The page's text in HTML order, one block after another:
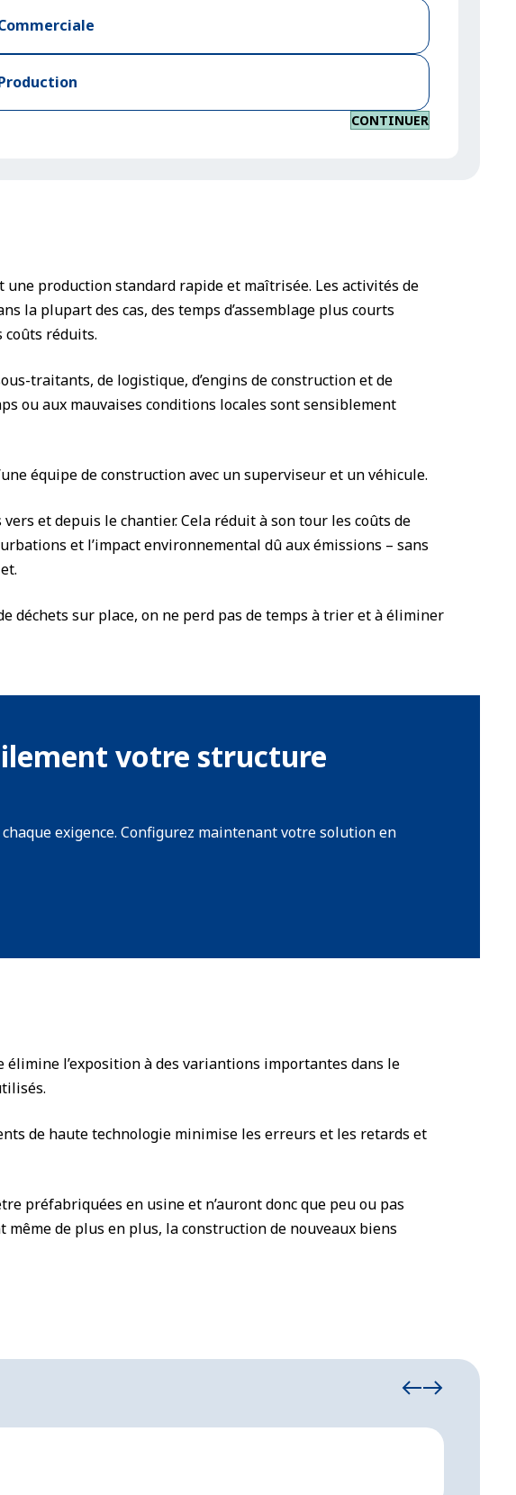
CONTINUER
production standard rapide et maîtrisée. Les activités de
la plupart des cas, des temps d’assemblage plus courts
réduits.
traitants, de logistique, d’engins de construction et de
ou aux mauvaises conditions locales sont sensiblement
équipe de construction avec un superviseur et un véhicule.
et depuis le chantier. Cela réduit à son tour les coûts de
et l’impact environnemental dû aux émissions – sans
déchets sur place, on ne perd pas de temps à trier et à éliminer
votre structure
exigence. Configurez maintenant votre solution en
l’exposition à des variantions importantes dans le
de haute technologie minimise les erreurs et les retards et
préfabriquées en usine et n’auront donc que peu ou pas
de plus en plus, la construction de nouveaux biens